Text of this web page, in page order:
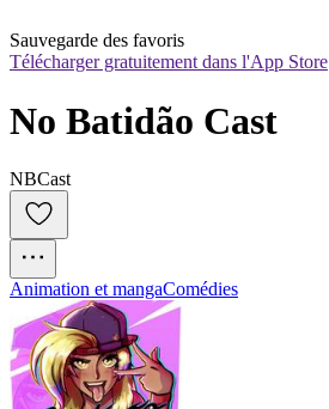
Sauvegarde des favoris
Télécharger gratuitement dans l'App Store
No Batidão Cast
NBCast
Animation et mangaComédies